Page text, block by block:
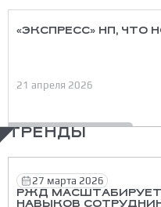
«ЭКСПРЕСС» НП, ЧТО
21 апреля 2026
ТРЕНДЫ
27 марта 2026
РЖД
НАВЫКОВ